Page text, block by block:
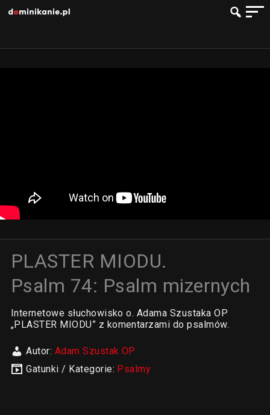
PLASTER MIODU.
Psalm 74: Psalm mizernych
Internetowe słuchowisko o. Adama Szustaka OP
„PLASTER MIODU” z komentarzami do psalmów.
Autor: Adam Szustak OP
Gatunki / Kategorie: Psalmy